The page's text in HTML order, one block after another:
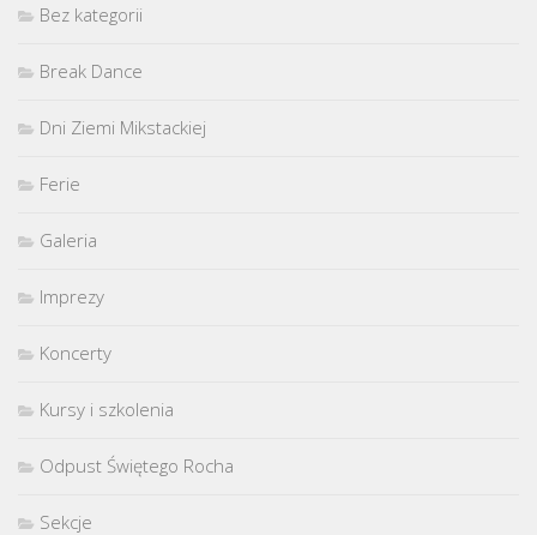
Bez kategorii
Break Dance
Dni Ziemi Mikstackiej
Ferie
Galeria
Imprezy
Koncerty
Kursy i szkolenia
Odpust Świętego Rocha
Sekcje